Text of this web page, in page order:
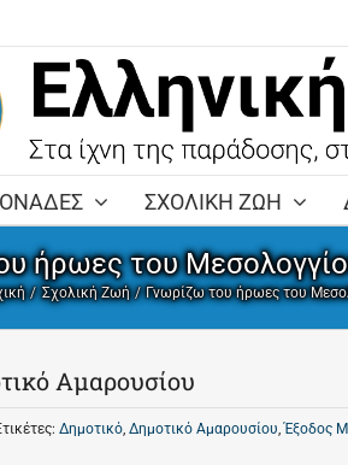
ΣΧΟΛΙΚΗ ΖΩΗ
ήρωες του
Σχολική Ζωή Γνωρίζω του ήρωες του
Αμαρουσίου
Δημοτικό, Δημοτικό Αμαρουσίου,Έξοδος